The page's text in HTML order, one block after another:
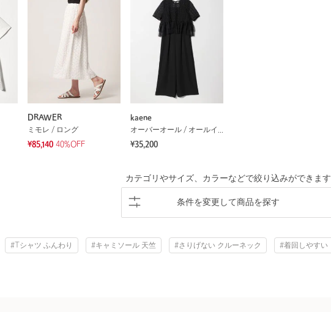
DRAWER
ミモレ / ロング
¥85,140 40%OFF
kaene
オーバーオール / オールインワン
¥35,200
カテゴリやサイズ、カラーなどで絞り込みができます
条件を変更して商品を探す
#Tシャツ ふんわり #キャミソール 天竺 #さりげない クルーネック #着回しやすい